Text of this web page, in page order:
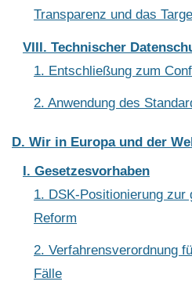
Transparenz und das
VIII. Technischer
1. Entschließung zum
2. Anwendung des
D. Wir in Europa und der
I. Gesetzesvorhaben
1. DSK-Positionierung zur
Reform
2. Verfahrensverordnung
Fälle